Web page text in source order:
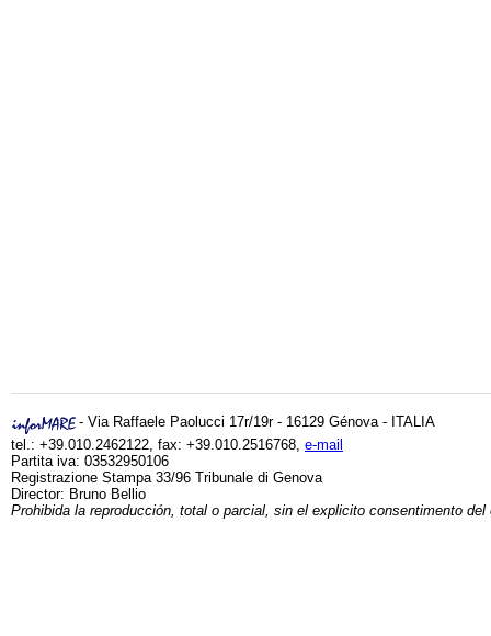
- Via Raffaele Paolucci 17r/19r - 16129 Génova - ITALIA
tel.: +39.010.2462122, fax: +39.010.2516768, e-mail
Partita iva: 03532950106
Registrazione Stampa 33/96 Tribunale di Genova
Director: Bruno Bellio
Prohibida la reproducción, total o parcial, sin el explicito consentimento del